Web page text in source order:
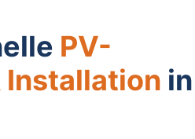
PV-
Installation in